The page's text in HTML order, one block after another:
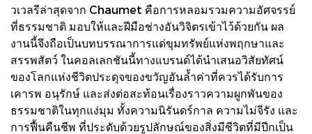
วเวลรีล่าสุดจาก Chaumet คือการหลอมรวมความอัศจรรย์
ที่ธรรมชาติ มอบให้และฝีมือช่างอันวิจิตรเข้าไว้ด้วยกัน ผล
งานนี้จึงถือเป็นบทบรรณาการแด่ขุมทรัพย์แห่งพฤกษาและ
สรรพสัตว์ ในคอลเลกชันนี้ทางแบรนด์ได้นำเสนอวิสัยทัศน์
ของโลกแห่งชีวิตประดุจของขวัญอันล้ำค่าที่ควรได้รับการ
เคารพ อนุรักษ์ และส่งต่อสะท้อนเรื่องราวความผูกพันของ
ธรรมชาติในทุกแง่มุม ทั้งความนิรันดร์กาล ความไม่จีรัง และ
การฟื้นคืนชีพ ที่ประดับด้วยรูปลักษณ์ของสิ่งมีชีวิตที่มีปีกเป็น